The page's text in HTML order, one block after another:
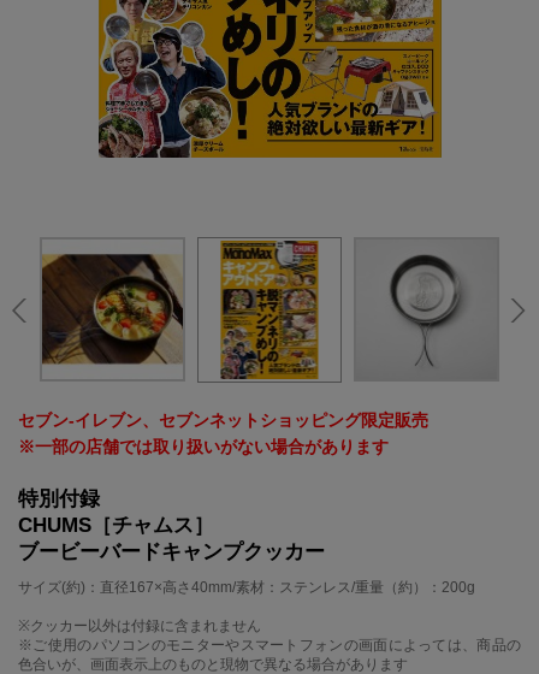
セブン‐イレブン、セブンネットショッピング限定販売
※一部の店舗では取り扱いがない場合があります
特別付録
CHUMS［チャムス］
ブービーバードキャンプクッカー
サイズ(約)：直径167×高さ40mm/素材：ステンレス/重量（約）：200g
※クッカー以外は付録に含まれません
※ご使用のパソコンのモニターやスマートフォンの画面によっては、商品の
色合いが、画面表示上のものと現物で異なる場合があります